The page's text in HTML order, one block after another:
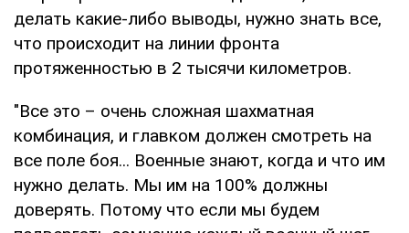
делать какие-либо выводы, нужно знать все,
что происходит на линии фронта
протяженностью в 2 тысячи километров.
"Все это – очень сложная шахматная
комбинация, и главком должен смотреть на
все поле боя... Военные знают, когда и что им
нужно делать. Мы им на 100% должны
доверять. Потому что если мы будем